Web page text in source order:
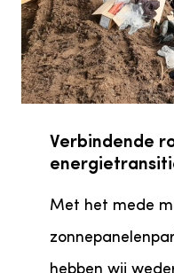
Verbindende
Met het mede